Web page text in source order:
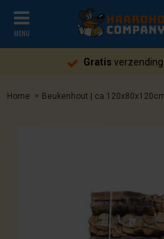
MENU
Gratis
Home Beukenhout |